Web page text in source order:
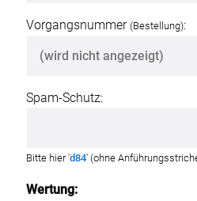
Wertung:
Vorgangsnummer (Bestellung):
Spam-Schutz:
Bitte hier 'd84' (ohne